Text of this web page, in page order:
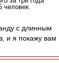
человек.
с длинным
и я покажу вам